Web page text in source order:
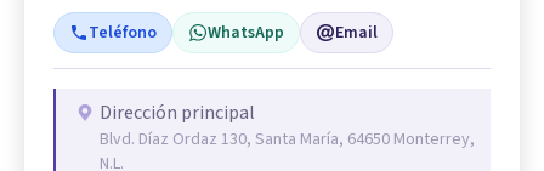
Teléfono WhatsApp Email
Dirección principal
Blvd. Díaz Ordaz 130, Santa María, 64650 Monterrey,
N.L.